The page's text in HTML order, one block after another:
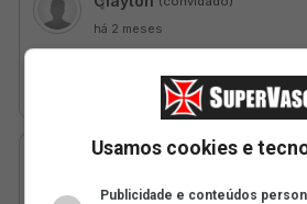
Usamos cookies e
Publicidade e conteúdos